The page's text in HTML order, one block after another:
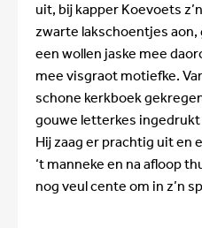
uit, bij kapper Koevoets
zwarte lakschoentjes
een wollen jaske mee
mee visgraot motiefke.
schone kerkboek
gouwe letterkes
Hij zaag er prachtig uit en
‘t manneke en na afloop
nog veul cente om in z’n